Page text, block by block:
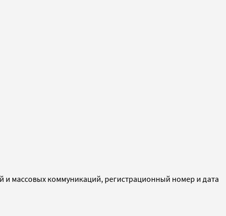
массовых коммуникаций, регистрационный номер и дата